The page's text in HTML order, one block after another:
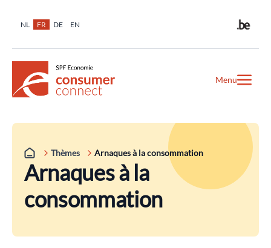
NL FR DE EN
Menu
Thèmes Arnaques à la consommation
Arnaques à la
consommation